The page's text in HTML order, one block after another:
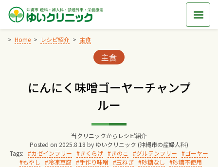
Skip
content
Home レシピ紹介 主食
Categories:
主食
にんにく味噌ゴーヤーチャンプ
ルー
当クリニックからレシピ紹介
Posted on 2025.8.18 by ゆいクリニック (沖縄市の産婦人科)
Tags:
カゼインフリー きくらげ きのこ グルテンフリー
ゴーヤー
もやし
冷凍豆腐 手作り味噌 玉ねぎ 砂糖なし 砂糖不使用
交通アクセス
院長からのごあいさつ
ゆいクリニックの経営理念